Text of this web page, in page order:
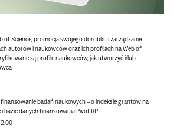
of Science, promocja swojego dorobku i zarządzanie
autorów i naukowców oraz ich profilach na Web of
są profile naukowców, jak utworzyć i/lub
badań naukowych– o indeksie grantów na
bazie danych finansowania Pivot RP